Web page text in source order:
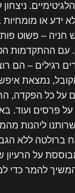
ניצחון
לא ידע או
חניה – פשוט
ההתקדמות
רגילים – הם
נמצאת
על כל הפקדה,
על פרסים ועוד.
ליהנות
ברולטה ללא
על
להמר כדי